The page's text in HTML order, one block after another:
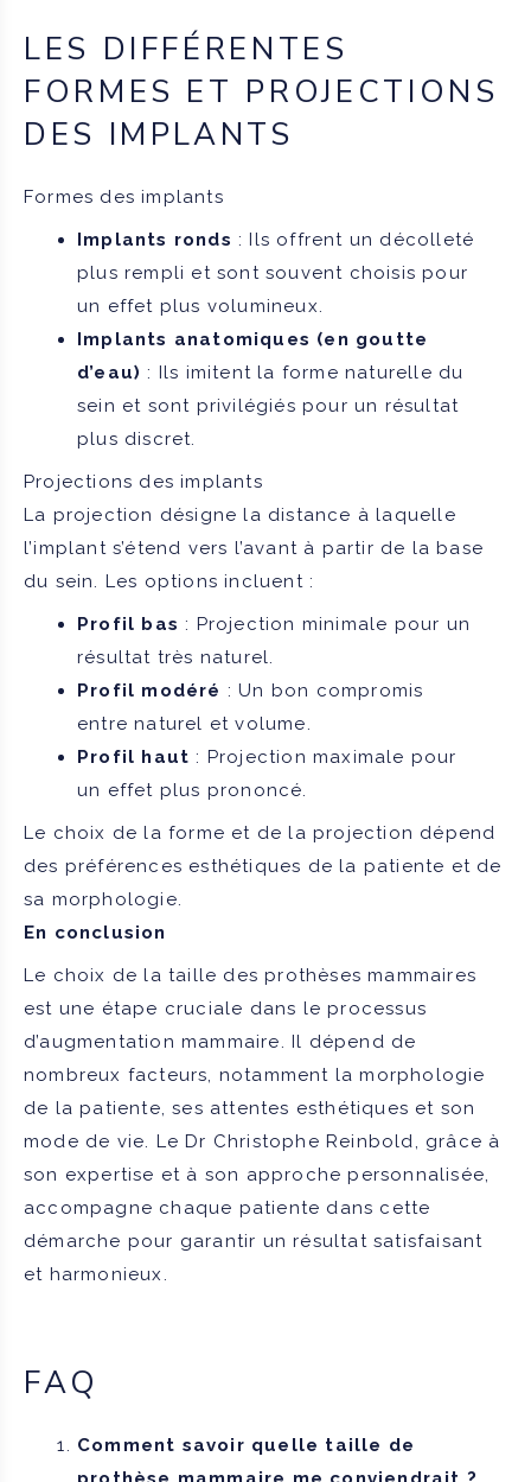
LES DIFFÉRENTES
FORMES ET PROJECTIONS
DES IMPLANTS
Formes des implants
Implants ronds : Ils offrent un décolleté
plus rempli et sont souvent choisis pour
un effet plus volumineux.
Implants anatomiques (en goutte
d’eau) : Ils imitent la forme naturelle du
sein et sont privilégiés pour un résultat
plus discret.
Projections des implants
La projection désigne la distance à laquelle
l’implant s’étend vers l’avant à partir de la base
du sein. Les options incluent :
Profil bas : Projection minimale pour un
résultat très naturel.
Profil modéré : Un bon compromis
entre naturel et volume.
Profil haut : Projection maximale pour
un effet plus prononcé.
Le choix de la forme et de la projection dépend
des préférences esthétiques de la patiente et de
sa morphologie.
En conclusion
Le choix de la taille des prothèses mammaires
est une étape cruciale dans le processus
d’augmentation mammaire. Il dépend de
nombreux facteurs, notamment la morphologie
de la patiente, ses attentes esthétiques et son
mode de vie. Le Dr Christophe Reinbold, grâce à
son expertise et à son approche personnalisée,
accompagne chaque patiente dans cette
démarche pour garantir un résultat satisfaisant
et harmonieux.
FAQ
Comment savoir quelle taille de